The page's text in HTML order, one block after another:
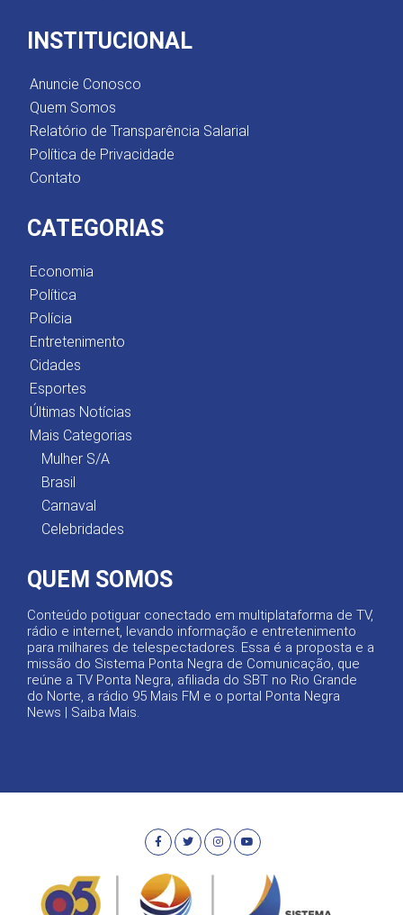
INSTITUCIONAL
Anuncie Conosco
Quem Somos
Relatório de Transparência Salarial
Política de Privacidade
Contato
CATEGORIAS
Economia
Política
Polícia
Entretenimento
Cidades
Esportes
Últimas Notícias
Mais Categorias
Mulher S/A
Brasil
Carnaval
Celebridades
QUEM SOMOS
Conteúdo potiguar conectado em multiplataforma de TV,
rádio e internet, levando informação e entretenimento
para milhares de telespectadores. Essa é a proposta e a
missão do Sistema Ponta Negra de Comunicação, que
reúne a TV Ponta Negra, afiliada do SBT no Rio Grande
do Norte, a rádio 95 Mais FM e o portal Ponta Negra
News | Saiba Mais.